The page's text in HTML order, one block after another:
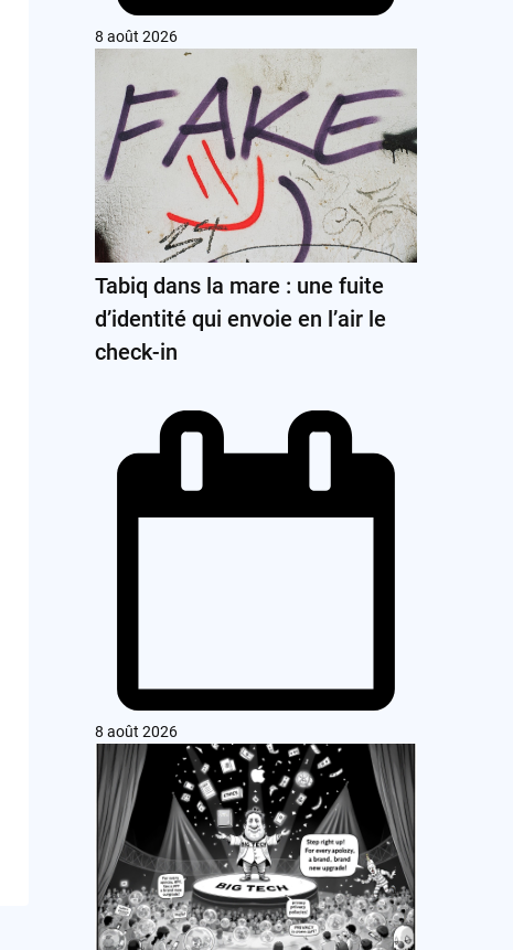
8 août 2026
Tabiq dans la mare : une fuite
d’identité qui envoie en l’air le
check-in
8 août 2026